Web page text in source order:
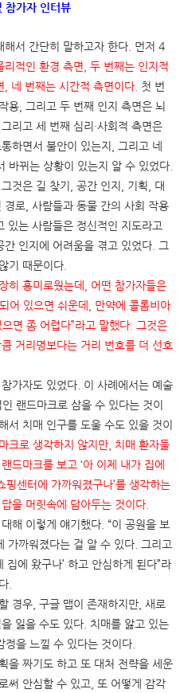
참가자 인터뷰
서 간단히 말하고자 한다. 먼저 4
리적인 환경 측면 ,두 번째는 인지적
네 번째는 시간적 측면이다 첫 번
용, 그리고 두 번째 인지 측면은 뇌
리고 세 번째 심리·사회적 측면은
하면서 불안이 있는지, 그리고 네
바뀌는 상황이 있는지 알 수 있었다.
것은 길 찾기, 공간 인지, 기획, 대
로, 사람들과 동물 간의 사회 작용
있는 사람들은 정신적인 지도라고
인지에 어려움을 겪고 있었다. 그
기 때문이다.
히 흥미로웠는데
어떤 참가자들은
어 있으면 쉬운데
만약에 콜롬비아
면 좀 어렵다”라고 말했다
그것은
큼 거리명보다는 거리 번호를 더 선호
가자도 있었다. 이 사례에서는 예술
랜드마크로 삼을 수 있다는 것이
서 치매 인구를 도울 수도 있을 것이
크로 생각하지 않지만 치매 환자들
랜드마크를 보고‘아 이제 내가 집에
핑센터에 가까워졌구나’를 생각하는
을 머릿속에 담아두는 것이다
해 이렇게 얘기했다. “이 공원을 보
가까워졌다는 걸 알 수 있다. 그리고
집에 왔구나’ 하고 안심하게 된다”라
.
경우, 구글 맵이 존재하지만, 새로
잃을 수도 있다. 치매를 앓고 있는
을 느낄 수 있다는 것이다.
을 짜기도 하고 또 대처 전략을 세운
써 안심할 수 있고, 또 어떻게 감각